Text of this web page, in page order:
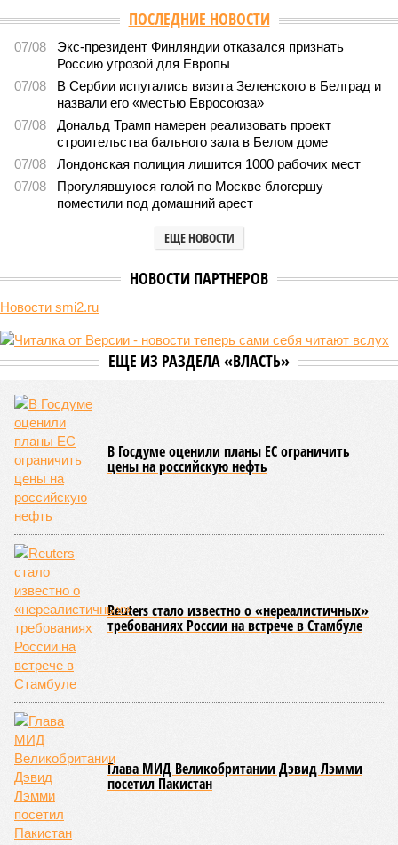
ждут нас со дня на день и чем грозят?
РассказСтивена Кинга, в котором описывались
последствия очередного апокалипсиса, искусственно
вызванного группой биологов, называется «Конец всей
этой мерзости». В реальной жизни участия пытливых
понадобиться: природа сама разберётся, как и где
уменьшить масштабы человеческой популяции.
(фото: en.wikipedia.org)
Да, наша любимая маленькая планета может быть
единственной, где в пределах Солнечной системы есть
полноценная жизнь, но Земля также регулярно пытается
процессы на планете включают в себя всевозможные
которые для человека довольно опасны. Или попросту
смертельны. И вот несколько тому примеров.
Все стихии сразу
Около 100 лет назад в Поднебесной приключилось то, что
у нас назвали бы тридцатью тремя несчастьями. Страну
последовательно поразили: многолетняя засуха, страшный
паводок, невероятные ливни. Несколько миллионов
человек не пережили этот разгул стихий. Вот что тогда
приключилось.
Зима 1931 года выдалась в Китае чрезвычайно
продолжительной и суровой. Снега образовалось огромное
количество – казалось бы, хороший знак после периода
великой суши, продолжавшегося с 1928-го. Но всё
обратилось катастрофой. Снег растаял, устремился в реки,
начался небывалый паводок, быстро обернувшийся
страшным наводнением, которое обильные весенние ливни
только усугубили. К июню всё это преобразовалось в
массовый потоп, в июле же Китай в дополнение накрыло
сразу девятью циклонами. Последствия оказались
невообразимыми: наводнение погребло под собой
территорию в 180 тыс. квадратных километров, что равно
по площади Карелии, шести Курским или Калужским
областям, десятку Чуваший.